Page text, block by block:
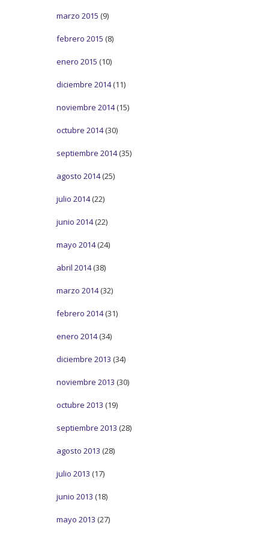
marzo 2015 (9)
febrero 2015 (8)
enero 2015 (10)
diciembre 2014(11)
noviembre 2014(15)
octubre 2014(30)
septiembre 2014(35)
agosto 2014(25)
julio 2014(22)
junio 2014(22)
mayo 2014(24)
abril 2014(38)
marzo 2014(32)
febrero 2014(31)
enero 2014(34)
diciembre 2013 (34)
noviembre 2013 (30)
octubre 2013 (19)
septiembre 2013 (28)
agosto 2013 (28)
julio 2013 (17)
junio 2013 (18)
mayo 2013 (27)